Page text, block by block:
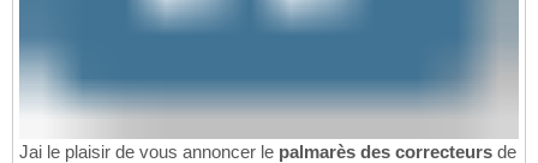
Jai le plaisir de vous annoncer le palmarès des correcteurs de